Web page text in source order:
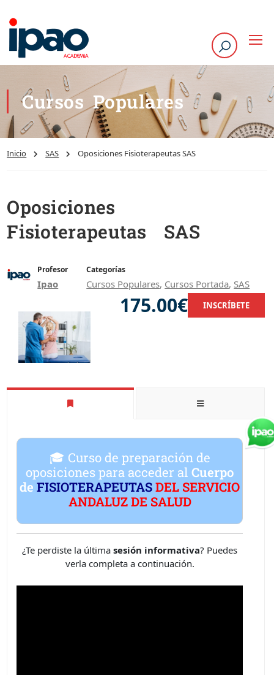
Cursos Populares
Inicio SAS Oposiciones Fisioterapeutas SAS
Oposiciones
Fisioterapeutas SAS
Profesor
Ipao
Categorías
Cursos Populares, Cursos Portada, SAS
175.00€ INSCRÍBETE
🎓 Curso de preparación de
oposiciones para acceder alCuerpo
deFISIOTERAPEUTASDEL SERVICIO
ANDALUZ DE SALUD
¿Te perdiste la últimasesión informativa? Puedes
verla completa a continuación.